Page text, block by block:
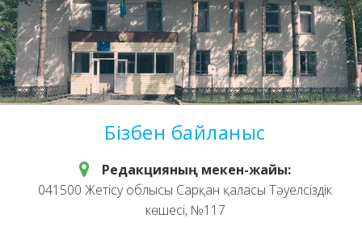
Бізбен байланыс
Редакцияның мекен-жайы:
041500 Жетісу облысы Сарқан қаласы Тәуелсіздік
көшесі, №117